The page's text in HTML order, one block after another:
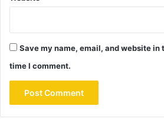
Save my name, email, and website in
time I comment.